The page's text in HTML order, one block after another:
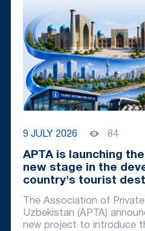
9 JULY 2026 84
APTA is launching
new stage in the
country's tourist
The Association of
Uzbekistan (APTA)
new project to introduce